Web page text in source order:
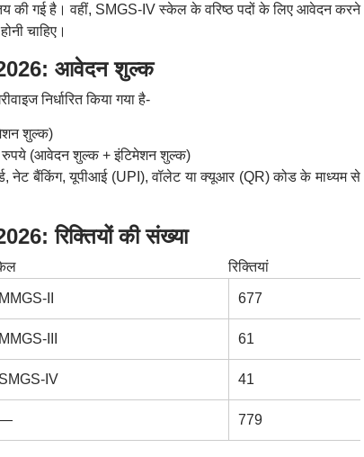
की गई है। वहीं, SMGS-IV स्केल के वरिष्ठ पदों के लिए आवेदन करने
चाहिए।
आवेदन शुल्क
निर्धारित किया गया है-
शुल्क)
रुपये (आवेदन शुल्क + इंटिमेशन शुल्क)
नेट बैंकिंग, यूपीआई (UPI), वॉलेट या क्यूआर (QR) कोड के माध्यम से
रिक्तियों की संख्या
रिक्तियां
MMGS-II 677
MMGS-III 61
SMGS-IV 41
779